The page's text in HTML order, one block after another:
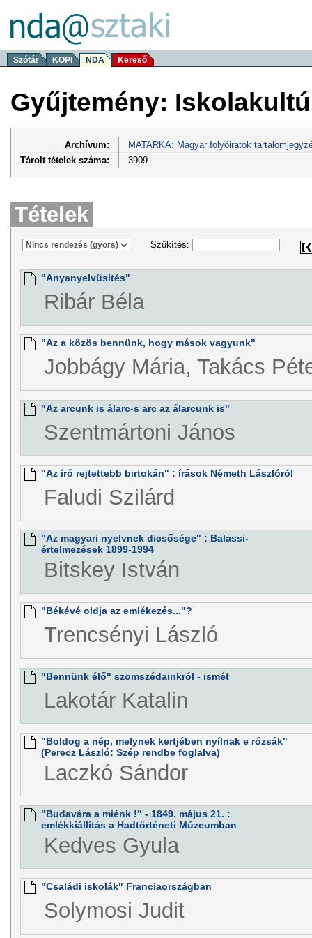
Szótár KOPI NDA Kereső
Gyűjtemény:
Archívum:
MATARKA: Magyar folyóiratok
Tárolt tételek száma:
3909
Tételek
Szűkítés:
"Anyanyelvűsítés"
Ribár Béla
"Az a közös bennünk, hogy mások vagyunk"
Jobbágy Mária, Takács
"Az arcunk is álarc-s arc az álarcunk is"
Szentmártoni János
"Az író rejtettebb birtokán" : írások Németh Lászlóról
Faludi Szilárd
"Az magyari nyelvnek dicsősége" : Balassi-
értelmezések 1899-1994
Bitskey István
"Békévé oldja az emlékezés..."?
Trencsényi László
"Bennünk élő" szomszédainkról - ismét
Lakotár Katalin
"Boldog a nép, melynek kertjében nyílnak e rózsák"
(Perecz László: Szép rendbe foglalva)
Laczkó Sándor
"Budavára a miénk !" - 1849. május 21. :
emlékkiállítás a Hadtörténeti Múzeumban
Kedves Gyula
"Családi iskolák" Franciaországban
Solymosi Judit